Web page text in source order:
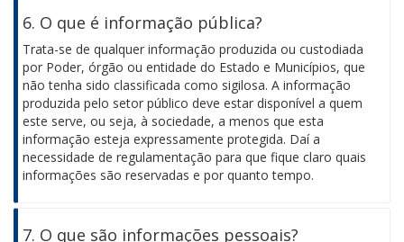
6. O que é informação pública?
Trata-se de qualquer informação produzida ou custodiada
por Poder, órgão ou entidade do Estado e Municípios, que
não tenha sido classificada como sigilosa. A informação
produzida pelo setor público deve estar disponível a quem
este serve, ou seja, à sociedade, a menos que esta
informação esteja expressamente protegida. Daí a
necessidade de regulamentação para que fique claro quais
informações são reservadas e por quanto tempo.
7. O que são informações pessoais?